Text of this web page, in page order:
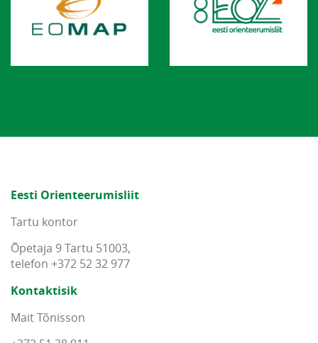
Eesti Orienteerumisliit
Tartu kontor
Õpetaja 9 Tartu 51003,
telefon +372 52 32 977
Kontaktisik
Mait Tõnisson